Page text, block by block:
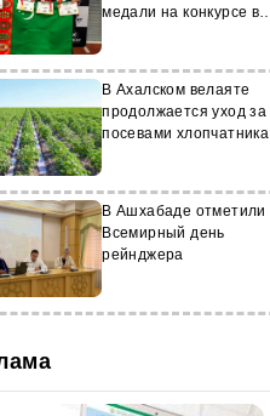
медали на конкурсе в
В Ахалском велаяте
продолжается уход за
посевами хлопчатника
В Ашхабаде отметили
Всемирный день
рейнджера